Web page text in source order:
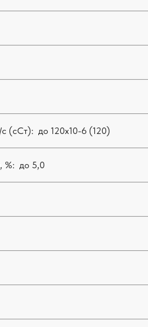
(сСт): до 120х10-6 (120)
%: до 5,0